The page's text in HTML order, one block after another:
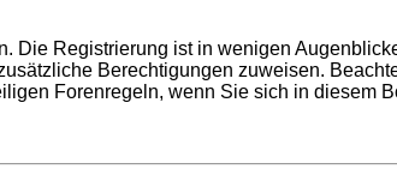
Die Registrierung ist in wenigen
Berechtigungen zuweisen.
Forenregeln, wenn Sie sich in diesem